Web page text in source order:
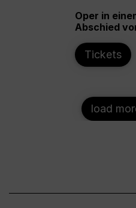
Oper in
Abschied
Tickets
load